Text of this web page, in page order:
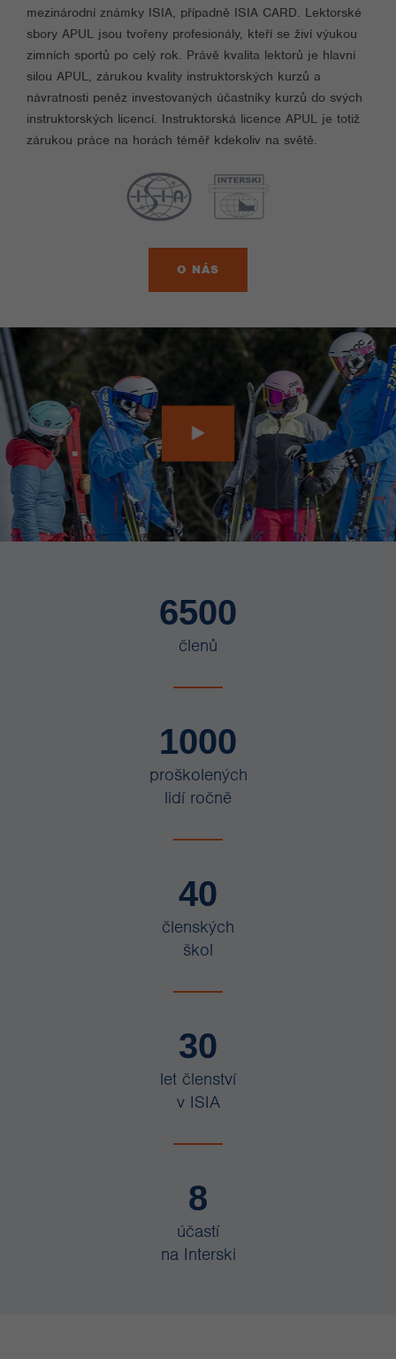
mezinárodní známky ISIA, případně ISIA CARD. Lektorské
sbory APUL jsou tvořeny profesionály, kteří se živí výukou
zimních sportů po celý rok. Právě kvalita lektorů je hlavní
silou APUL, zárukou kvality instruktorských kurzů a
návratnosti peněz investovaných účastníky kurzů do svých
instruktorských licencí. Instruktorská licence APUL je totiž
zárukou práce na horách téměř kdekoliv na světě.
O NÁS
6500
členů
1000
proškolených
lidí ročně
40
členských
škol
30
let členství
v ISIA
8
účastí
na Interski